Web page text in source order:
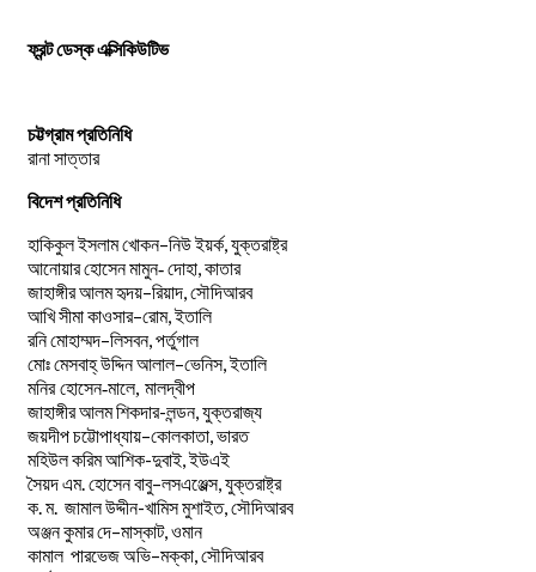
ফ্রন্ট ডেস্ক এক্সিকিউটিভ
চট্টগ্রাম প্রতিনিধি
রানা সাত্তার
বিদেশ প্রতিনিধি
হাকিকুলইসলামখোকন–নিউইয়র্ক,যুক্তরাষ্ট্র
আনোয়ারহোসেনমামুন-দোহা,কাতার
জাহাঙ্গীরআলমহৃদয়–রিয়াদ,সৌদিআরব
আখিসীমাকাওসার–রোম,ইতালি
রনিমোহাম্মদ–লিসবন,পর্তুগাল
মোঃমেসবাহ্উদ্দিনআলাল–ভেনিস,ইতালি
মনির হোসেন-মালে, মালদ্বীপ
জাহাঙ্গীর আলম শিকদার-লন্ডন, যুক্তরাজ্য
জয়দীপচট্টোপাধ্যায়–কোলকাতা,ভারত
মহিউল করিম আশিক-দুবাই, ইউএই
সৈয়দএম.হোসেনবাবু–লসএঞ্জেল্স,যুক্তরাষ্ট্র
ক.ম. জামালউদ্দীন-খামিস মুশাইত,সৌদিআরব
অঞ্জনকুমারদে–মাস্কাট,ওমান
কামাল পারভেজঅভি–মক্কা,সৌদিআরব